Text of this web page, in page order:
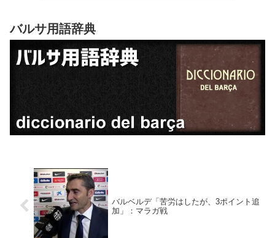
バルサ用語辞典
バルベルデ「苦労はしたが、3ポイント追
加」：マラガ戦